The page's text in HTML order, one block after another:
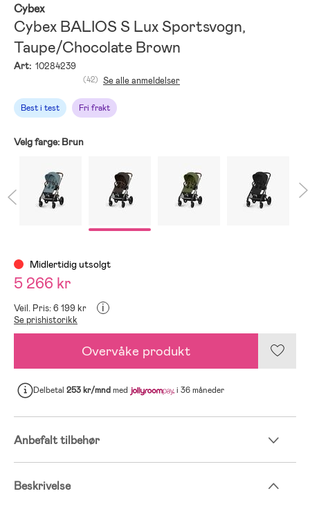
Cybex
Cybex BALIOS S Lux Sportsvogn,
Taupe/Chocolate Brown
Art: 10284239
Best i test Fri frakt
(42) Se alle anmeldelser
Velg farge: Brun
Midlertidig utsolgt
5 266 kr
Veil. Pris: 6 199 kr i
Se prishistorikk
Overvåke produkt
Delbetal 253 kr/mndmed i 36 måneder
Anbefalt tilbehør
Beskrivelse